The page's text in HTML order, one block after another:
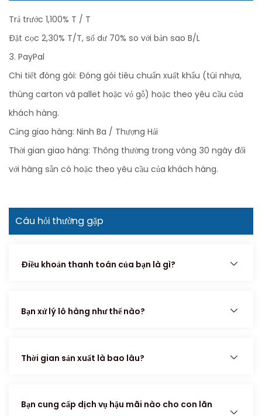
Trả trước 1,100% T / T
Đặt cọc 2,30% T/T, số dư 70% so với bản sao B/L
3. PayPal
Chi tiết đóng gói: Đóng gói tiêu chuẩn xuất khẩu (túi nhựa,
thùng carton và pallet hoặc vỏ gỗ) hoặc theo yêu cầu của
khách hàng.
Cảng giao hàng: Ninh Ba / Thượng Hải
Thời gian giao hàng: Thông thường trong vòng 30 ngày đối
với hàng sẵn có hoặc theo yêu cầu của khách hàng.
Câu hỏi thường gặp
Điều khoản thanh toán của bạn là gì?
Bạn xử lý lô hàng như thế nào?
Thời gian sản xuất là bao lâu?
Bạn cung cấp dịch vụ hậu mãi nào cho con lăn